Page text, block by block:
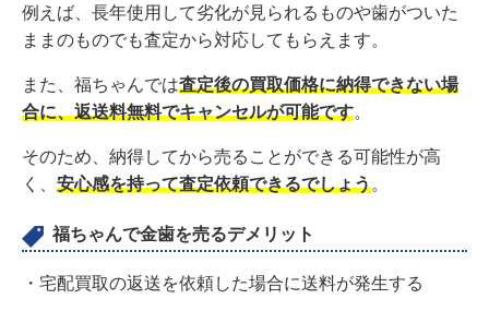
例えば、長年使用して劣化が見られるものや歯がついた
ままのものでも査定から対応してもらえます。
また、福ちゃんでは査定後の買取価格に納得できない場
合に、返送料無料でキャンセルが可能です。
そのため、納得してから売ることができる可能性が高
く、 安心感を持って査定依頼できるでしょう。
福ちゃんで金歯を売るデメリット
・宅配買取の返送を依頼した場合に送料が発生する